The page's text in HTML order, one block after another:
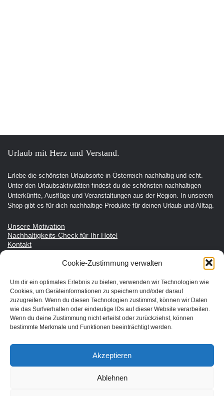
Cookie-Zustimmung verwalten
Um dir ein optimales Erlebnis zu bieten, verwenden wir Technologien wie
Cookies, um Geräteinformationen zu speichern und/oder darauf
zuzugreifen. Wenn du diesen Technologien zustimmst, können wir Daten
wie das Surfverhalten oder eindeutige IDs auf dieser Website verarbeiten.
Wenn du deine Zustimmung nicht erteilst oder zurückziehst, können
bestimmte Merkmale und Funktionen beeinträchtigt werden.
Akzeptieren
Ablehnen
Urlaub mit Herz und Verstand.
Erlebe die schönsten Urlaubsorte in Österreich nachhaltig und echt.
Unter den Urlaubsaktivitäten findest du die schönsten nachhaltigen
Unterkünfte, Ausflüge und Veranstaltungen aus der Region. In unserem
Shop gibt es für dich nachhaltige Produkte für deinen Urlaub und Alltag.
Unsere Motivation
Nachhaltigkeits-Check für Ihr Hotel
Kontakt
Datenschutzerklärung
Nachhaltiger Urlaub in den Bundesländern Österreichs
Burgenland
Kärnten